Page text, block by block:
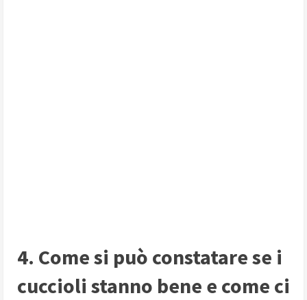
4. Come si può constatare se i
cuccioli stanno bene e come ci